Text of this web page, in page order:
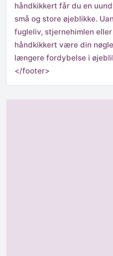
håndkikkert får du en
små og store øjeblikke.
fugleliv, stjernehimlen
håndkikkert være din
længere fordybelse i
</footer>